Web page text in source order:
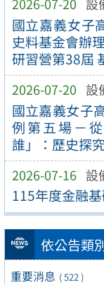
2026-07-20 設
國立嘉義女子
史料基金會辦
研習營第38屆
2026-07-20 設
國立嘉義女子
例第五場－
誰」：歷史探
2026-07-16 設
115年度金融
依公告類
重要消息 ( 522 )